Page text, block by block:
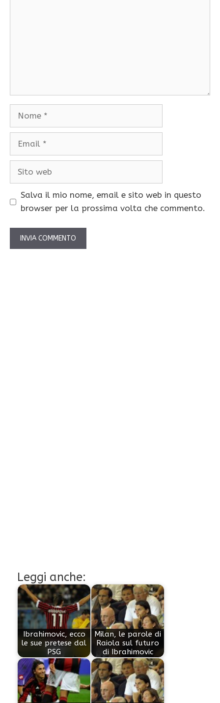
Nome
Email
Sito
Salva il mio nome, email e sito web in questo
browser per la prossima volta che commento.
Leggi anche:
Ibrahimovic, ecco
le sue pretese dal
PSG
Milan, le parole di
Raiola sul futuro
di Ibrahimovic